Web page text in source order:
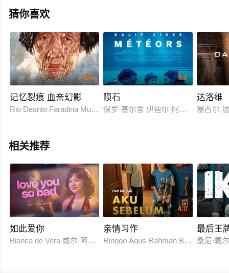
猜你喜欢
1.0
记忆裂痕 血亲幻影
Rio Deanto Faradina Mufti Vonny Anggraini
9.0
陨石
保罗·基尔舍 伊迪尔·阿祖格利 萨利
达洛维
塞西尔·
相关推荐
8.0
如此爱你
Bianca de Vera 威尔·阿什利·德莱昂
4.0
亲情习作
Ringgo Agus Rahman Bima Sena
最后王
桑尼·戴